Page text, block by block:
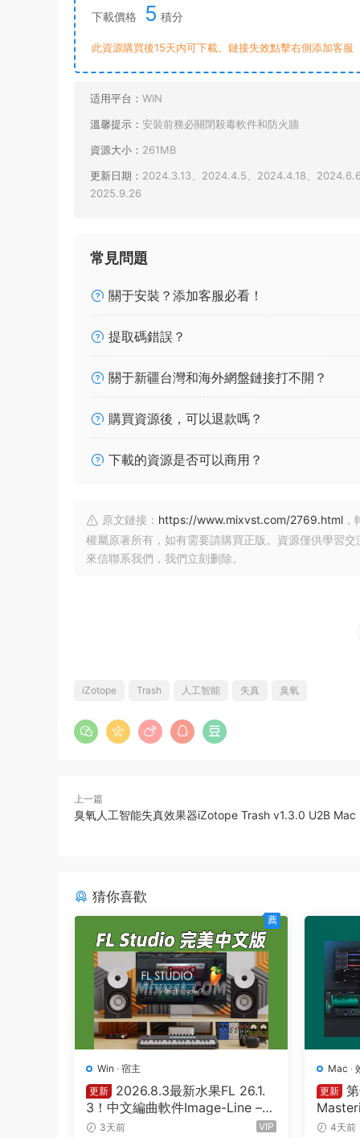
下載價格 5 積分
此資源購買後15天内可下載。鏈接失效點擊右側添加客服
适用平台： WIN
溫馨提示： 安裝前務必關閉殺毒軟件和防火牆
資源大小： 261MB
更新日期： 2024.3.13、2024.4.5、2024.4.18、
2025.9.26
常見問題
關于安裝？添加客服必看！
提取碼錯誤？
關于新疆台灣和海外網盤鏈接打不開？
購買資源後，可以退款嗎？
下載的資源是否可以商用？
原文鏈接： https://www.mixvst.com/2769.html
權屬原著所有，如有需要請購買正版。資源僅供學習
來信聯系我們，我們立刻删除。
iZotope Trash 人工智能 失真 臭氧
上一篇
臭氧人工智能失真效果器iZotope Trash v1.3.0 U2B Mac
猜你喜歡
Win · 宿主
更新
2026.8.3最新水果FL 26.1.
3！中文編曲軟件Image-Line – F
L Studio Producer Edition 26.1.
3天前 VIP
薦
Mac ·
更新
4天前